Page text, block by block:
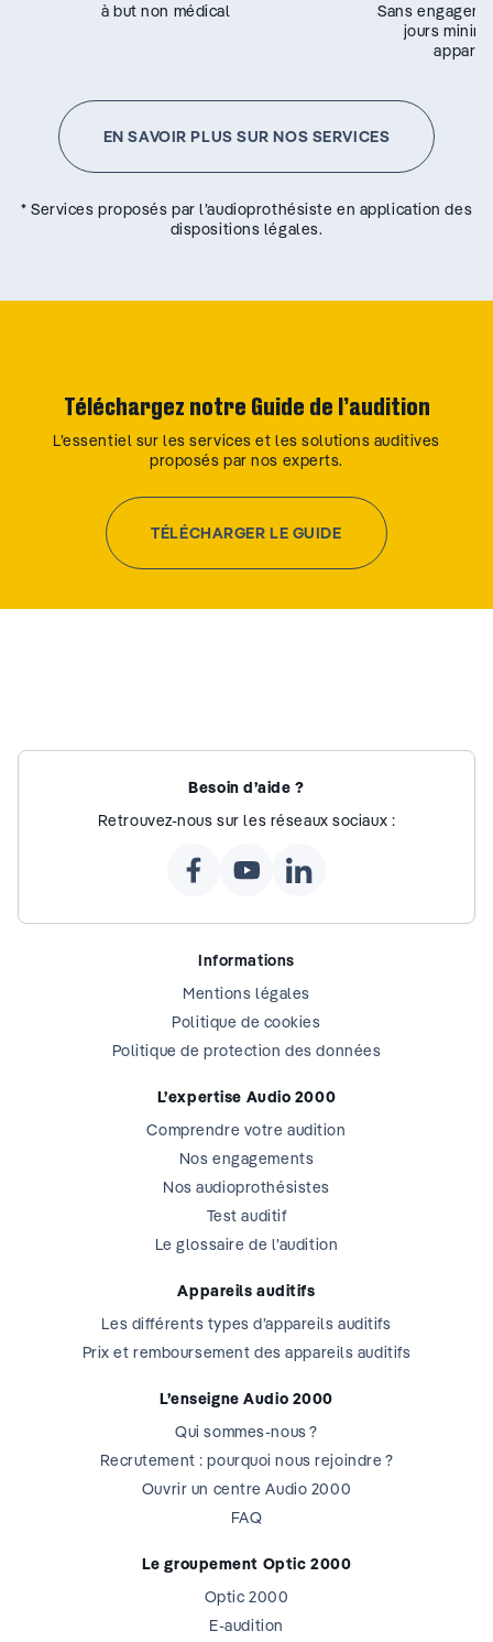
à but non médical
Sans
jours
EN SAVOIR PLUS SUR NOS SERVICES
* Services proposés par l’audioprothésiste en application des
dispositions légales.
Téléchargez notre Guide de l’audition
L’essentiel sur les services et les solutions auditives
proposés par nos experts.
TÉLÉCHARGER LE GUIDE
Besoin d’aide ?
Retrouvez-nous sur les réseaux sociaux :
Informations
Mentions légales
Politique de cookies
Politique de protection des données
L’expertise Audio 2000
Comprendre votre audition
Nos engagements
Nos audioprothésistes
Test auditif
Le glossaire de l’audition
Appareils auditifs
Les différents types d’appareils auditifs
Prix et remboursement des appareils auditifs
L’enseigne Audio 2000
Qui sommes-nous ?
Recrutement : pourquoi nous rejoindre ?
Ouvrir un centre Audio 2000
FAQ
Le groupement Optic 2000
Optic 2000
E-audition